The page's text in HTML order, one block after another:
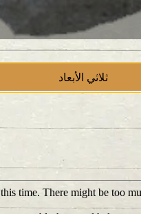
ثلاثي الأبعاد